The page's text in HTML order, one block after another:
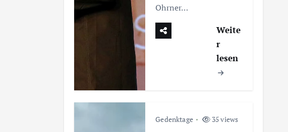
Ohrner…
Weite
r
lesen
Gedenktage 35 views